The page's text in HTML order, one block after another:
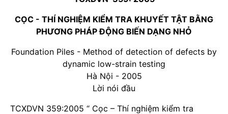
CỌC - THÍ NGHIỆM KIỂM TRA KHUYẾT TẬT BẰNG
PHƯƠNG PHÁP ĐỘNG BIẾN DẠNG NHỎ
Foundation Piles - Method of detection of defects by
dynamic low-strain testing
Hà Nội - 2005
Lời nói đầu
TCXDVN 359:2005 “ Cọc – Thí nghiệm kiểm tra